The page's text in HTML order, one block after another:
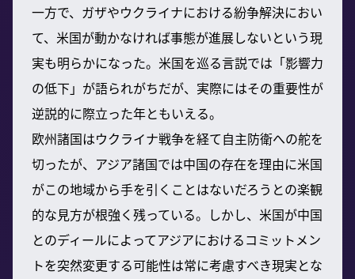
一方で、ガザやウクライナにおける紛争解決におい
て、米国が動かなければ事態が進展しないという現
実も明らかになった。米国を巡る言説では「影響力
の低下」が語られがちだが、実際にはその重要性が
逆説的に際立った年ともいえる。
欧州諸国はウクライナ戦争を経て自主防衛への舵を
切ったが、アジア諸国では中国の存在を理由に米国
がこの地域から手を引くことはないだろうとの楽観
的な見方が根強く残っている。しかし、米国が中国
とのディールによってアジアにおけるコミットメン
トを突然変更する可能性は常に考慮すべき現実とな